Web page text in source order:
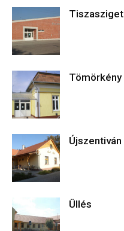
Tiszasziget
Tömörkény
Újszentiván
Üllés